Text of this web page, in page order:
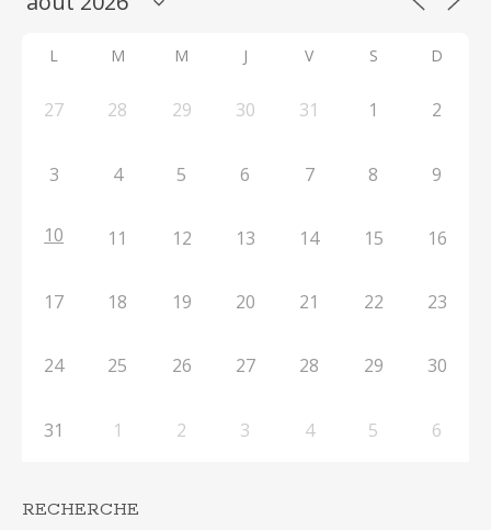
L M M J V S D
27 28 29 30 31 1 2
3 4 5 6 7 8 9
10 11 12 13 14 15 16
17 18 19 20 21 22 23
24 25 26 27 28 29 30
31 1 2 3 4 5 6
RECHERCHE